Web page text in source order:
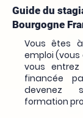
Guide du
Bourgogne
Vousêtes à
emploi (vous
vous
financée
devenez
formation